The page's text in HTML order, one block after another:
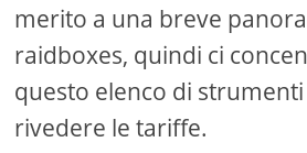
merito a una breve
raidboxes, quindi ci
questo elenco di strumenti
rivedere le tariffe.